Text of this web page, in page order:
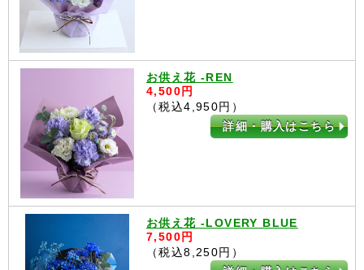
お供え花 -REN
4,500円
（税込4,950円）
詳細・購入はこちら
お供え花 -LOVERY BLUE
7,500円
（税込8,250円）